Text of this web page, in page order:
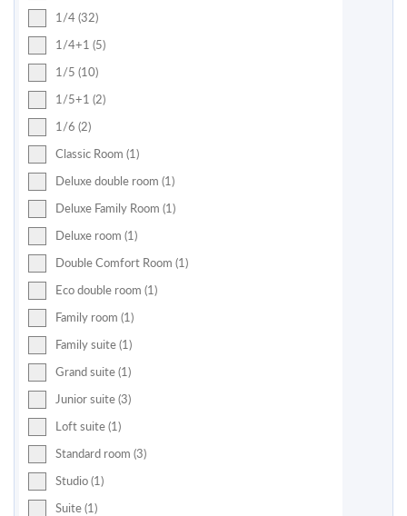
1/4 (32)
1/4+1 (5)
1/5 (10)
1/5+1 (2)
1/6 (2)
Classic Room (1)
Deluxe double room (1)
Deluxe Family Room (1)
Deluxe room (1)
Double Comfort Room (1)
Eco double room (1)
Family room (1)
Family suite (1)
Grand suite (1)
Junior suite (3)
Loft suite (1)
Standard room (3)
Studio (1)
Suite (1)